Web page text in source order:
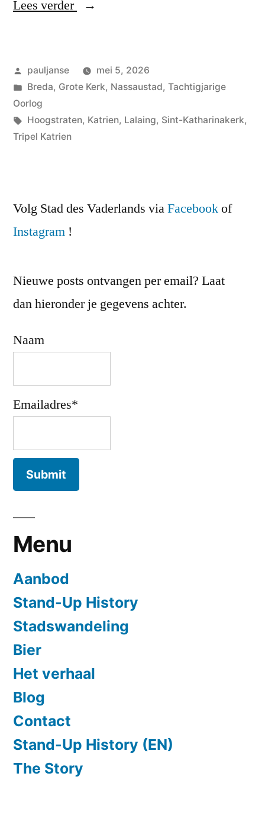
Lees verder “Hoogstraten”
Geplaatst
door
pauljanse
mei 5, 2026
Geplaatst
in
Breda, Grote Kerk, Nassaustad, Tachtigjarige
Oorlog
Tags:
Hoogstraten, Katrien, Lalaing, Sint-Katharinakerk,
Tripel Katrien
Volg Stad des Vaderlands viaFacebookof
Instagram !
Nieuwe posts ontvangen per email? Laat
dan hieronder je gegevens achter.
Naam
Emailadres*
Menu
Aanbod
Stand-Up History
Stadswandeling
Bier
Het verhaal
Blog
Contact
Stand-Up History (EN)
The Story